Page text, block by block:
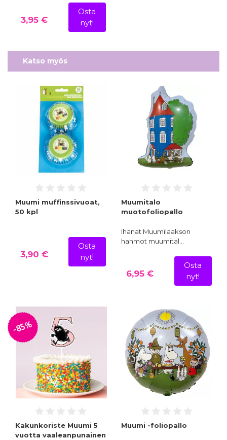
3,95 €
Osta
nyt!
Katso myös
Muumi muffinssivuoat,
50 kpl
3,90 €
Osta
nyt!
Muumitalo
muotofoliopallo
Ihanat Muumilaakson
hahmot muumital…
6,95 €
Osta
nyt!
-85%
Kakunkoriste Muumi 5
vuotta vaaleanpunainen
Muumi -foliopallo